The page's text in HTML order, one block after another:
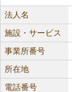
法人名
施設・サービス
事業所番号
所在地
電話番号